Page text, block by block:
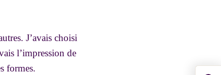
J’avais choisi
l’impression de
formes.